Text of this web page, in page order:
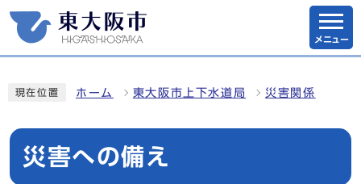
メニュー
現在位置 ホーム 東大阪市上下水道局 災害関係
災害への備え